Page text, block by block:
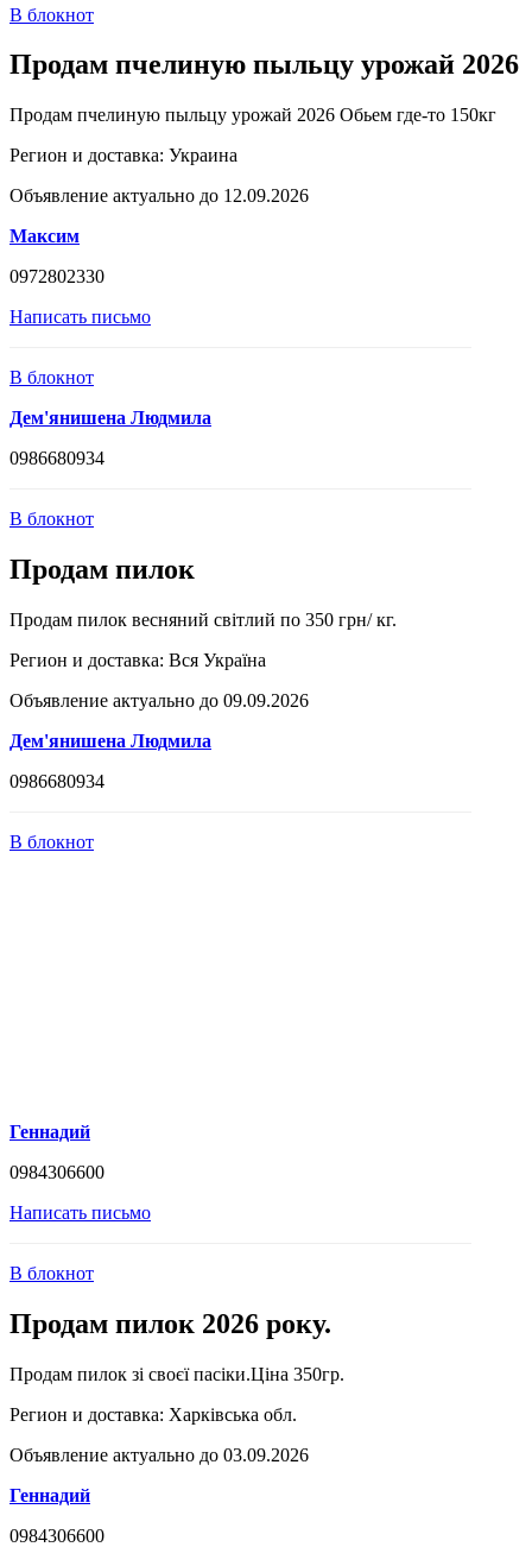
В блокнот
Продам пчелиную пыльцу урожай 2026
Продам пчелиную пыльцу урожай 2026 Обьем где-то 150кг
Регион и доставка: Украина
Объявление актуально до 12.09.2026
Максим
0972802330
Написать письмо
В блокнот
Дем'янишена Людмила
0986680934
В блокнот
Продам пилок
Продам пилок весняний світлий по 350 грн/ кг.
Регион и доставка: Вся Україна
Объявление актуально до 09.09.2026
Дем'янишена Людмила
0986680934
В блокнот
Геннадий
0984306600
Написать письмо
В блокнот
Продам пилок 2026 року.
Продам пилок зі своєї пасіки.Ціна 350гр.
Регион и доставка: Харківська обл.
Объявление актуально до 03.09.2026
Геннадий
0984306600